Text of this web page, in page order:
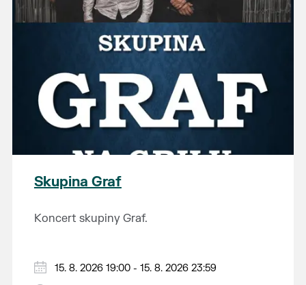
Skupina Graf
Koncert skupiny Graf.
15. 8. 2026 19:00 - 15. 8. 2026 23:59